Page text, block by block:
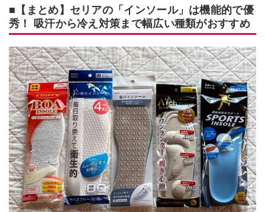
■【まとめ】セリアの「インソール」は機能的で優
秀！ 吸汗から冷え対策まで幅広い種類がおすすめ